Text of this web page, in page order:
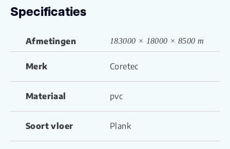
Specificaties
Afmetingen 183000 × 18000 × 8500 m
Merk Coretec
Materiaal pvc
Soort vloer Plank